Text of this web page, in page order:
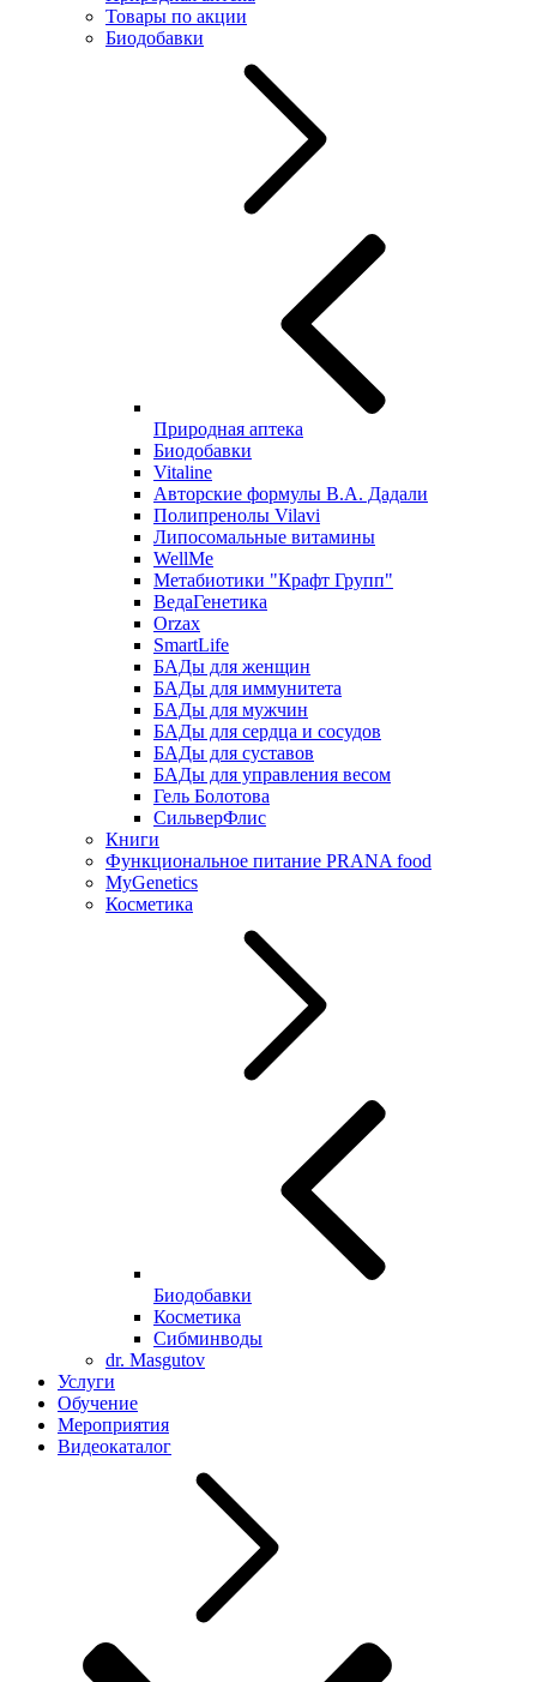
Товары по акции
Биодобавки
Природная аптека
Биодобавки
Vitaline
Авторские формулы В.А. Дадали
Полипренолы Vilavi
Липосомальные витамины
WellMe
Метабиотики "Крафт Групп"
ВедаГенетика
Orzax
SmartLife
БАДы для женщин
БАДы для иммунитета
БАДы для мужчин
БАДы для сердца и сосудов
БАДы для суставов
БАДы для управления весом
Гель Болотова
СильверФлис
Книги
Функциональное питание PRANA food
MyGenetics
Косметика
Биодобавки
Косметика
Сибминводы
dr. Masgutov
Услуги
Обучение
Мероприятия
Видеокаталог